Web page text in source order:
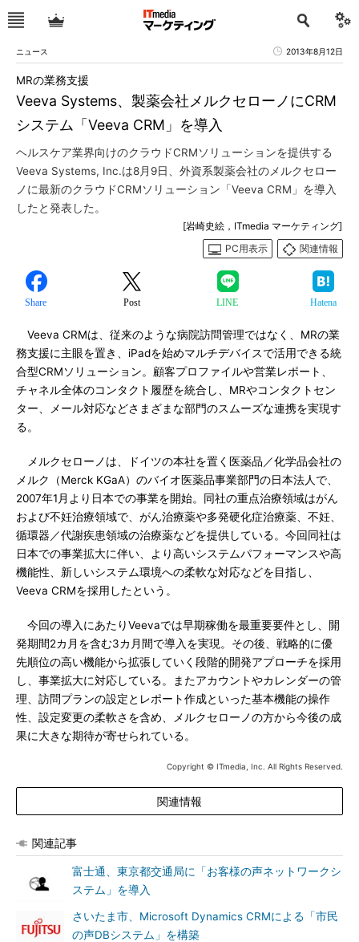
ニュース 2013年8月12日
Veeva Systems、製薬会社メルクセローノにCRM
システム「Veeva CRM」を導入
MRの業務支援
ヘルスケア業界向けのクラウドCRMソリューションを提供する
Veeva Systems, Inc.は8月9日、外資系製薬会社のメルクセロー
ノに最新のクラウドCRMソリューション「Veeva CRM」を導入
したと発表した。
[岩崎史絵，ITmedia マーケティング]
PC用表示
関連情報
Share Post LINE Hatena
Veeva CRMは、従来のような病院訪問管理ではなく、MRの業
務支援に主眼を置き、iPadを始めマルチデバイスで活用できる統
合型CRMソリューション。顧客プロファイルや営業レポート、
チャネル全体のコンタクト履歴を統合し、MRやコンタクトセン
ター、メール対応などさまざまな部門のスムーズな連携を実現す
る。
メルクセローノは、ドイツの本社を置く医薬品／化学品会社の
メルク（Merck KGaA）のバイオ医薬品事業部門の日本法人で、
2007年1月より日本での事業を開始。同社の重点治療領域はがん
および不妊治療領域で、がん治療薬や多発硬化症治療薬、不妊、
循環器／代謝疾患領域の治療薬などを提供している。今回同社は
日本での事業拡大に伴い、より高いシステムパフォーマンスや高
機能性、新しいシステム環境への柔軟な対応などを目指し、
Veeva CRMを採用したという。
今回の導入にあたりVeevaでは早期稼働を最重要要件とし、開
発期間2カ月を含む3カ月間で導入を実現。その後、戦略的に優
先順位の高い機能から拡張していく段階的開発アプローチを採用
し、事業拡大に対応している。またアカウントやカレンダーの管
理、訪問プランの設定とレポート作成といった基本機能の操作
性、設定変更の柔軟さを含め、メルクセローノの方から今後の成
果に大きな期待が寄せられている。
Copyright © ITmedia, Inc. All Rights Reserved.
関連情報
関連記事
富士通、東京都交通局に「お客様の声ネットワークシ
ステム」を導入
さいたま市、Microsoft Dynamics CRMによる「市民
の声DBシステム」を構築